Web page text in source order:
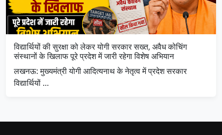
विद्यार्थियों की सुरक्षा को लेकर योगी सरकार सख्त, अवैध कोचिंग
संस्थानों के खिलाफ पूरे प्रदेश में जारी रहेगा विशेष अभियान
लखनऊ: मुख्यमंत्री योगी आदित्यनाथ के नेतृत्व में प्रदेश सरकार
विद्यार्थियों …